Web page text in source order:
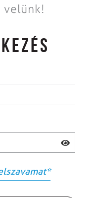
velünk!
*